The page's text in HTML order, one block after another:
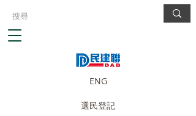
ENG
選民登記